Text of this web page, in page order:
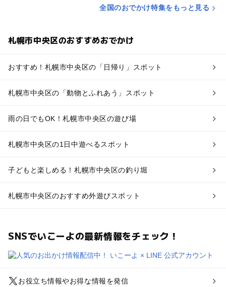
全国のおでかけ特集をもっと見る
札幌市中央区のおすすめおでかけ
おすすめ！札幌市中央区の「日帰り」スポット
札幌市中央区の「動物とふれあう」スポット
雨の日でもOK！札幌市中央区の遊び場
札幌市中央区の1日中遊べるスポット
子どもと楽しめる！札幌市中央区の釣り堀
札幌市中央区のおすすめ外遊びスポット
SNSでいこーよの最新情報をチェック！
お役立ち情報やお得な情報を発信